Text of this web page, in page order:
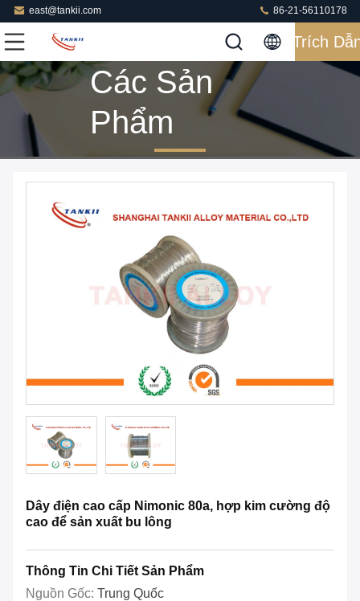
east@tankii.com 86-21-56110178
Trích
Các Sản
Phẩm
Dây điện cao cấp Nimonic 80a, hợp kim cường độ
cao để sản xuất bu lông
Thông Tin Chi Tiết Sản Phẩm
Nguồn Gốc: Trung Quốc